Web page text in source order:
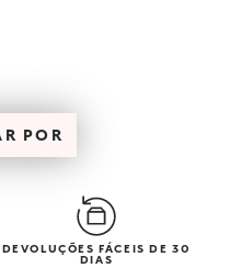
POR
DEVOLUÇÕES FÁCEIS DE 30
DIAS